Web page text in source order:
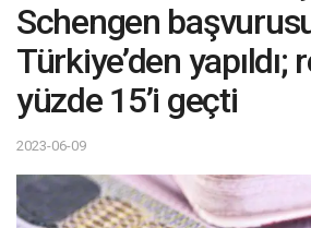
Schengen
Türkiye’den yapıldı;
yüzde 15’i geçti
2023-06-09